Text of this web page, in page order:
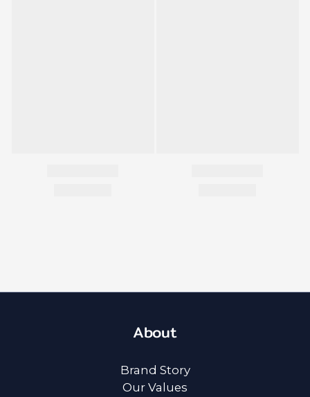
About
Brand Story
Our Values